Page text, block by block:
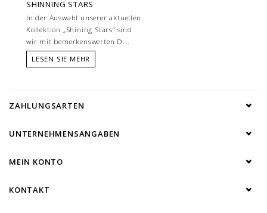
SHINNING STARS
In der Auswahl unserer aktuellen
Kollektion „Shining Stars“ sind
wir mit bemerkenswerten D...
LESEN SIE MEHR
ZAHLUNGSARTEN
UNTERNEHMENSANGABEN
MEIN KONTO
KONTAKT